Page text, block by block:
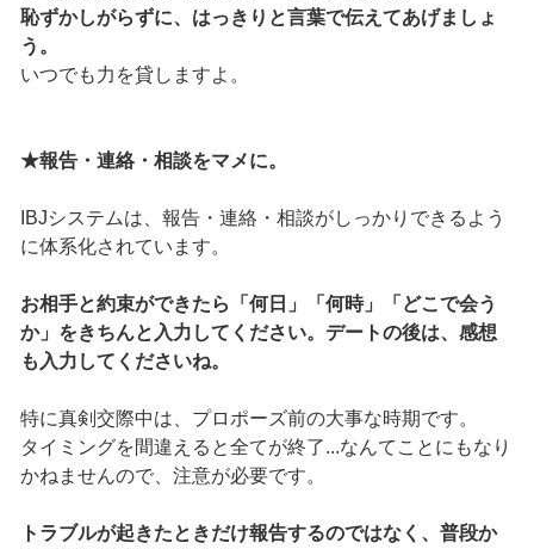
恥ずかしがらずに、はっきりと言葉で伝えてあげましょ
う。
いつでも力を貸しますよ。
★報告・連絡・相談をマメに。
IBJシステムは、報告・連絡・相談がしっかりできるよう
に体系化されています。
お相手と約束ができたら「何日」「何時」「どこで会う
か」をきちんと入力してください。デートの後は、感想
も入力してくださいね。
特に真剣交際中は、プロポーズ前の大事な時期です。
タイミングを間違えると全てが終了...なんてことにもなり
かねませんので、注意が必要です。
トラブルが起きたときだけ報告するのではなく、普段か